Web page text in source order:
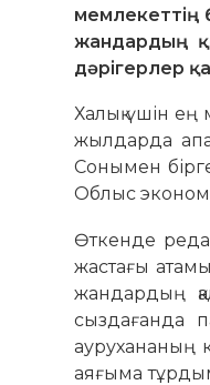
мемлекеттің
жандардың
дәрігерлер
Халық үшін ең
жылдарда
Сонымен
Облыс
Өткенде
жастағы
жандардың
сыздағанда
аурухананың
аяғыма